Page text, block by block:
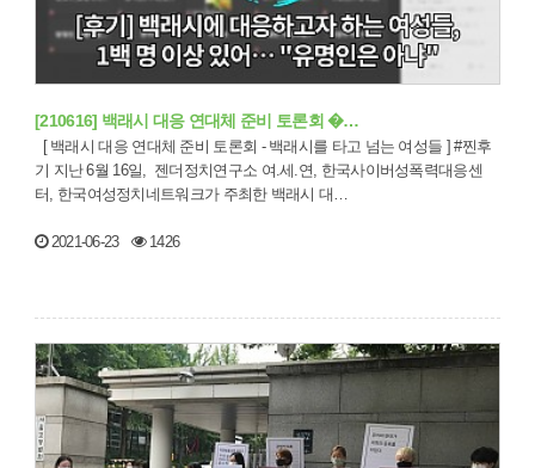
[210616] 백래시 대응 연대체 준비 토론회 �…
기 지난 6월 16일, 젠더정치연구소 여.세.연, 한국사이버성폭력대응센
터, 한국여성정치네트워크가 주최한 백래시 대…
2021-06-23 1426